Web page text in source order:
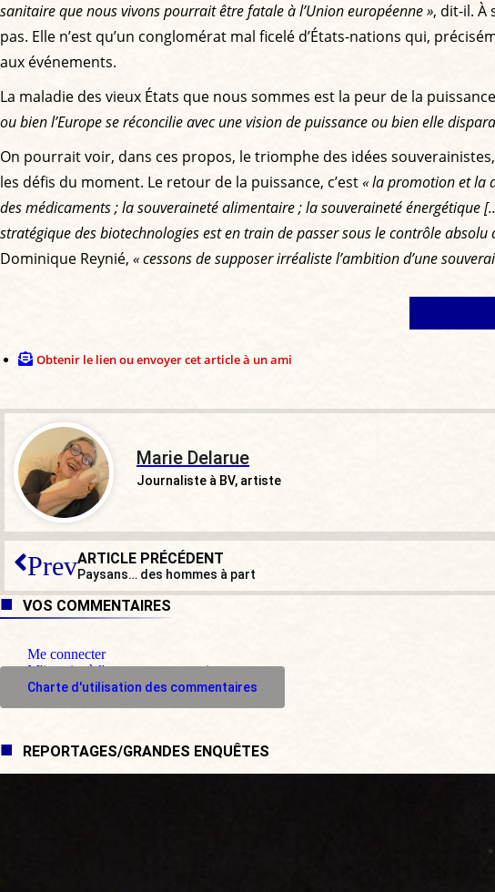
sanitaire que nous vivons pourrait être fatale à l’Union européenne », dit-il. À
pas. Elle n’est qu’un conglomérat mal ficelé d’États-nations qui,
aux événements.
La maladie des vieux États que nous sommes est la peur de la
ou bien l’Europe se réconcilie avec une vision de puissance ou bien elle
On pourrait voir, dans ces propos, le triomphe des idées
les défis du moment. Le retour de la puissance, c’est« la promotion et la
des médicaments ; la souveraineté alimentaire ; la souveraineté
stratégique des biotechnologies est en train de passer sous le contrôle
Dominique Reynié, « cessons de supposer irréaliste l’ambition d’une
Obtenir le lien ou envoyer cet article à un ami
Marie Delarue
Journaliste à BV, artiste
PrevARTICLE PRÉCÉDENT
Paysans… des hommes à part
VOS COMMENTAIRES
Me connecter
M'inscrire à l'espace commentaire
Charte d'utilisation des commentaires
REPORTAGES/GRANDES ENQUÊTES